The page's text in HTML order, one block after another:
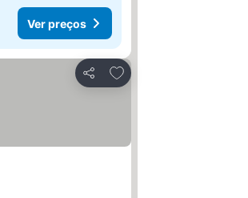
Ver preços
Partilhar
Adicionar aos favoritos